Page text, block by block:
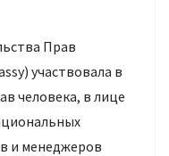
Прав
участвовала в
человека, в лице
и менеджеров